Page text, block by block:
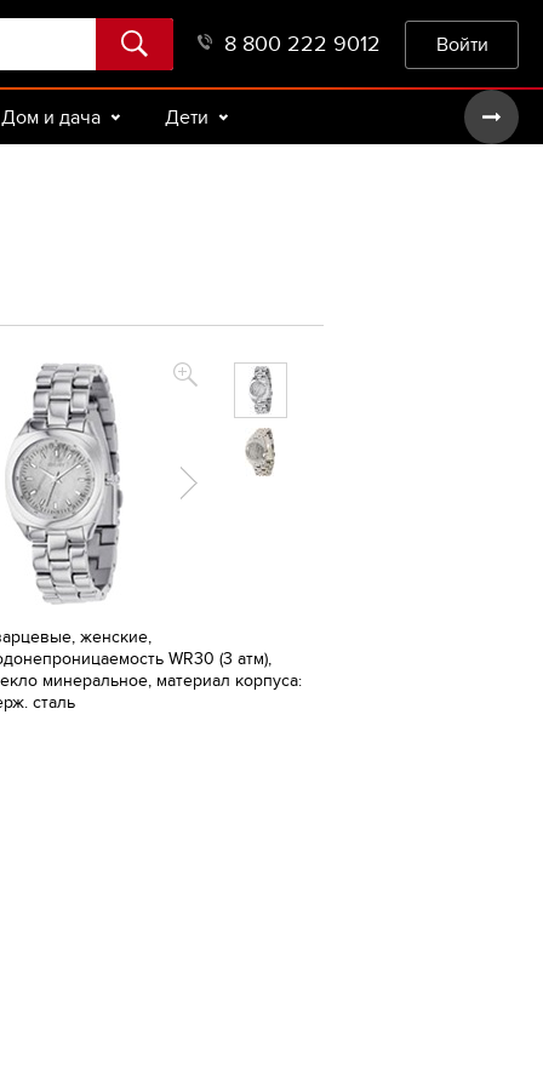
8 800 222 9012 Войти
Дом и дача Дети
женские,
WR30 (3 атм),
минеральное, материал корпуса:
сталь